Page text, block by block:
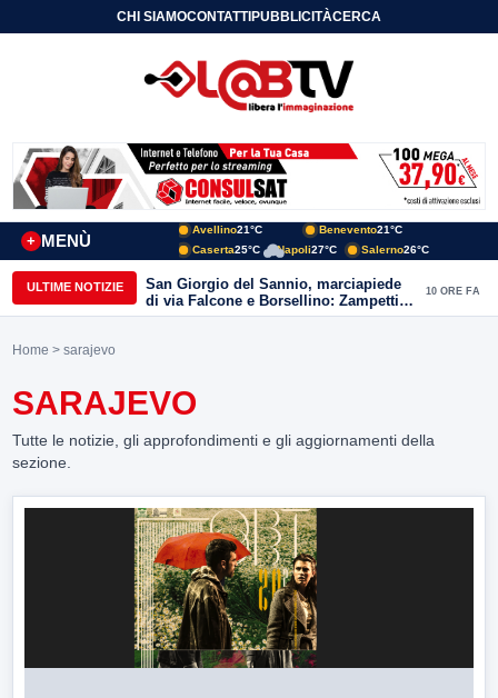
CHI SIAMOCONTATTIPUBBLICITÀCERCA
MENÙ
+
Avellino21°C Benevento21°C
Caserta25°C Napoli27°C Salerno26°C
ULTIME NOTIZIE
San Giorgio del Sannio, marciapiede
di via Falcone e Borsellino: Zampetti e
Lombardi replicano alle polemiche
10 ORE FA
Home > sarajevo
SARAJEVO
Tutte le notizie, gli approfondimenti e gli aggiornamenti della
sezione.